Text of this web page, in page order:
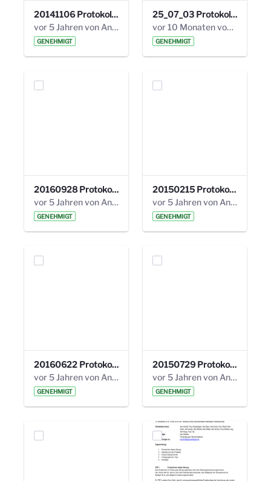
20141106 Protokoll 9. Steuerungskreis.pdf
vor 5 Jahren von Anni Schlumberger
GENEHMIGT
25_07_03 Protokoll Steuerungskreis.pdf
vor 10 Monaten von Alexander Orlowski
GENEHMIGT
20160928 Protokoll 17. Steuerungskreis.pdf
vor 5 Jahren von Anni Schlumberger
GENEHMIGT
20150215 Protokoll 11. Steuerungskreis.pdf
vor 5 Jahren von Anni Schlumberger
GENEHMIGT
20160622 Protokoll 16. Steuerungskreis.pdf
vor 5 Jahren von Anni Schlumberger
GENEHMIGT
20150729 Protokoll 13. Steuerungskreis.pdf
vor 5 Jahren von Anni Schlumberger
GENEHMIGT